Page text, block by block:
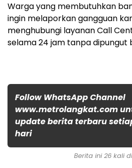
Warga yang membutuhkan
ingin melaporkan gangguan
menghubungi layanan Call
selama 24 jam tanpa dipungut
Follow WhatsApp Channel
www.metrolangkat.com
update berita terbaru
hari
Berita ini 26 kali